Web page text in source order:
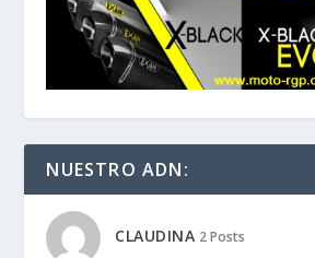
NUESTRO ADN:
CLAUDINA 2 Posts